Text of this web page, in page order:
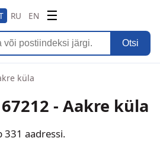
RU EN ☰
Otsi
küla
- Aakre küla
331 aadressi.